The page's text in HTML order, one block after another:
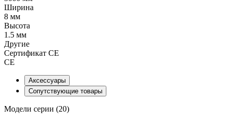
Ширина
8 мм
Высота
1.5 мм
Другие
Сертификат CE
CE
Аксессуары
Сопутствующие товары
Модели серии (20)